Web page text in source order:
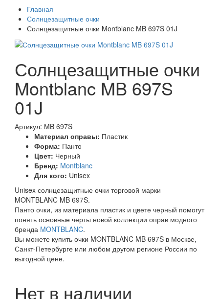
Главная
Солнцезащитные очки
Солнцезащитные очки Montblanc MB 697S 01J
Солнцезащитные очки
Montblanc MB 697S
01J
Артикул: MB 697S
Материал оправы: Пластик
Форма: Панто
Цвет: Черный
Бренд: Montblanc
Для кого: Unisex
Unisex солнцезащитные очки торговой марки
MONTBLANC MB 697S.
Панто очки, из материала пластик и цвете черный помогут
понять основные черты новой коллекции оправ модного
бренда MONTBLANC.
Вы можете купить очки MONTBLANC MB 697S в Москве,
Санкт-Петербурге или любом другом регионе России по
выгодной цене.
Нет в наличии